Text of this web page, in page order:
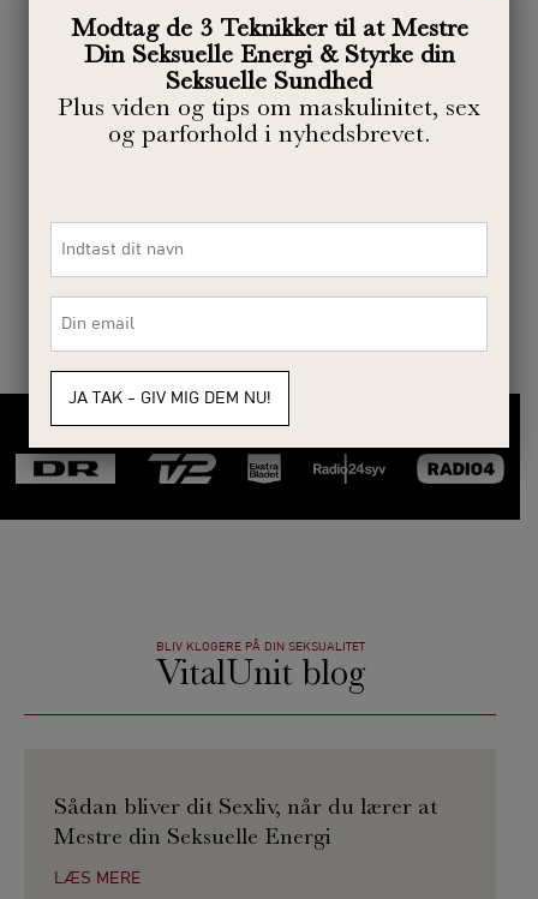
indlæg
KURSER FOR MERE ENERGI, OVERSKUD OG BEDRE SEX
Kommende kurser
BLIV KLOGERE PÅ DIN SEKSUALITET
VitalUnit blog
Sådan bliver dit Sexliv, når du lærer at
Mestre din Seksuelle Energi
LÆS MERE
Modtag de 3 Teknikker til at Mestre
Din Seksuelle Energi & Styrke din
Seksuelle Sundhed
Plus viden og tips om maskulinitet, sex
og parforhold i nyhedsbrevet.
mail
*